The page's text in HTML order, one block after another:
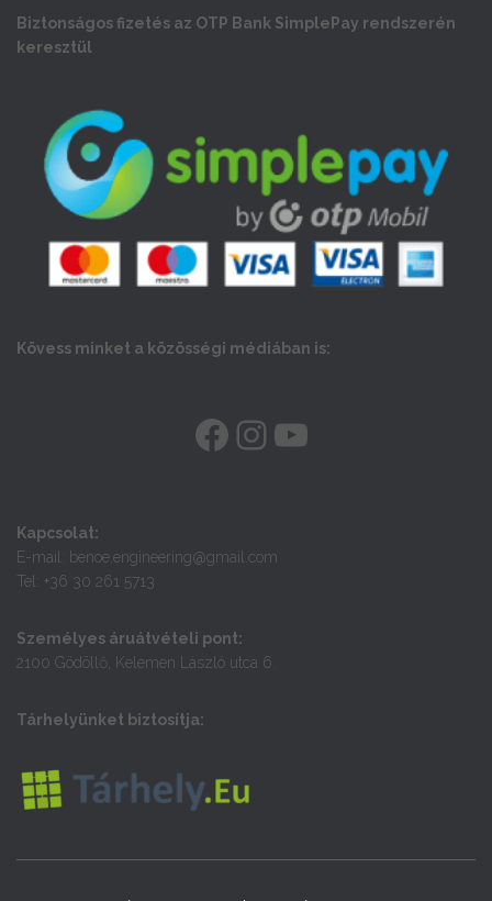
Biztonságos fizetés az OTP Bank SimplePay rendszerén
keresztül
Kövess minket a közösségi médiában is:
FACEBOOK INSTAGRAM
Kapcsolat:
E-mail: benoe.engineering@gmail.com
Tel: +36 30 261 5713
Személyes áruátvételi pont:
2100 Gödöllő, Kelemen László utca 6.
Tárhelyünket biztosítja: